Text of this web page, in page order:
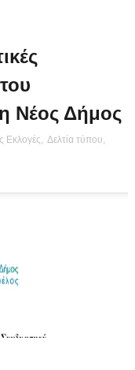
Νέος Δήμος
Εκλογές Δελτία τύπου